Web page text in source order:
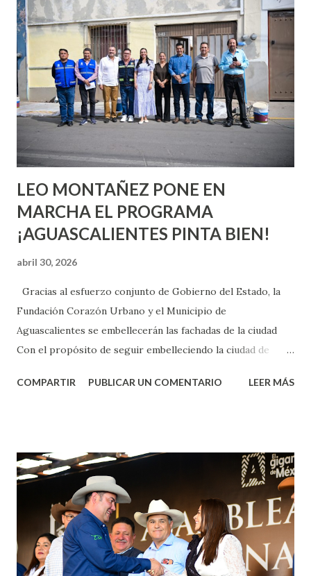
quienes ya han tenido relaciones sexuales no son expertos
o expertas en el tema. Siempre hay algo nuevo que
aprender y nuevas experiencias que conocer. Si eres una
chica y aún no has tenido relaciones sexuales, tal vez
pienses que el sexo será increíble y no puedas esperar para
experimentarlo, pero como cualquier persona con
experiencia te dirá, siempre es mejor cuando ambas partes
son suficientemen...
LEO MONTAÑEZ PONE EN
MARCHA EL PROGRAMA
¡AGUASCALIENTES PINTA BIEN!
abril 30, 2026
Gracias al esfuerzo conjunto de Gobierno del Estado, la
Fundación Corazón Urbano y el Municipio de
Aguascalientes se embellecerán las fachadas de la ciudad
Con el propósito de seguir embelleciendo la ciudad de
municipal, Leo Montañez dio inicio al programa
Corazón Urbano y el Municipio capital. Leo Montañez
informó que en este programa se usarán cerca de 90 mil
metros cuadrados de pintura, para dar inicio en la calle
Nieto, entre Jesús F. Elizondo y la calle 22 de Octubre, con
lo que se aplicará pintura en 66 casas. Posteriormente se
llevará este programa a Villas de Nuestra Señora de la
COMPARTIR PUBLICAR UN COMENTARIO LEER MÁS